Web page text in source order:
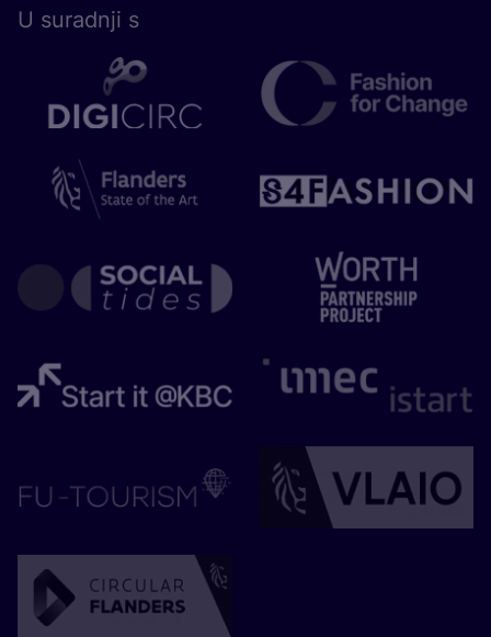
U surad­nji s